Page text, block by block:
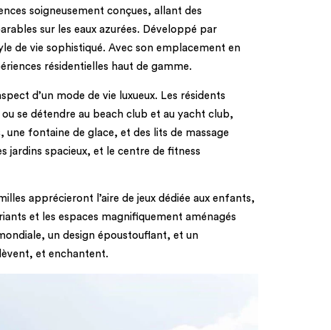
soigneusement conçues, allant des
sur les eaux azurées. Développé par
de vie sophistiqué. Avec son emplacement en
résidentielles haut de gamme.
d’un mode de vie luxueux. Les résidents
se détendre au beach club et au yacht club,
fontaine de glace, et des lits de massage
jardins spacieux, et le centre de fitness
apprécieront l’aire de jeux dédiée aux enfants,
et les espaces magnifiquement aménagés
un design époustouflant, et un
et enchantent.